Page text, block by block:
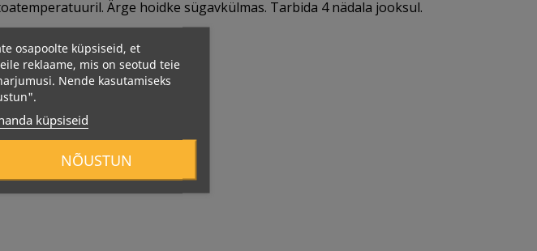
Ärge hoidke sügavkülmas. Tarbida 4 nädala jooksul.
osapoolte küpsiseid, et
reklaame, mis on seotud teie
Nende kasutamiseks
küpsiseid
NÕUSTUN